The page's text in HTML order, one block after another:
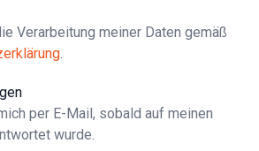
Verarbeitung meiner Daten gemäß
.
per E-Mail, sobald auf meinen
wurde.